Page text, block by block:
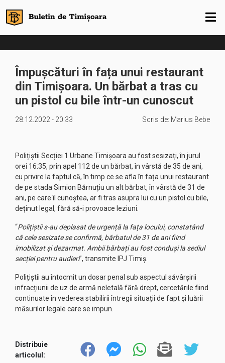
Împușcături în fața unui restaurant
din Timișoara. Un bărbat a tras cu
un pistol cu bile într-un cunoscut
28.12.2022 - 20:33 Scris de: Marius Bebe
Polițiștii Secției 1 Urbane Timișoara au fost sesizați, în jurul
orei 16:35, prin apel 112 de un bărbat, în vârstă de 35 de ani,
cu privire la faptul că, în timp ce se afla în fața unui restaurant
de pe stada Simion Bărnuțiu un alt bărbat, în vârstă de 31 de
ani, pe care îl cunoștea, ar fi tras asupra lui cu un pistol cu bile,
deținut legal, fără să-i provoace leziuni.
“Polițiștii s-au deplasat de urgență la fața locului, constatând
că cele sesizate se confirmă, bărbatul de 31 de ani fiind
imobilizat și dezarmat. Ambii bărbați au fost conduși la sediul
secției pentru audieri”, transmite IPJ Timiș.
Polițiștii au întocmit un dosar penal sub aspectul săvârșirii
infracțiunii de uz de armă neletală fără drept, cercetările fiind
continuate în vederea stabilirii întregii situații de fapt și luării
măsurilor legale care se impun.
Distribuie
articolul: